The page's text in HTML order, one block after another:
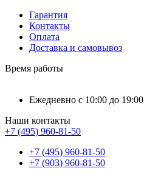
Гарантия
Контакты
Оплата
Доставка и самовывоз
Время работы
Ежедневно с 10:00 до 19:00
Наши контакты
+7 (495) 960-81-50
+7 (495) 960-81-50
+7 (903) 960-81-50